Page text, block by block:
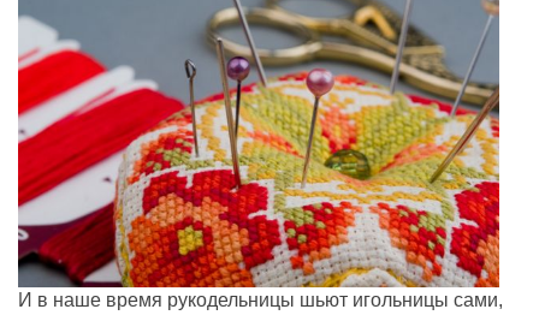
И в наше время рукодельницы шьют игольницы сами,